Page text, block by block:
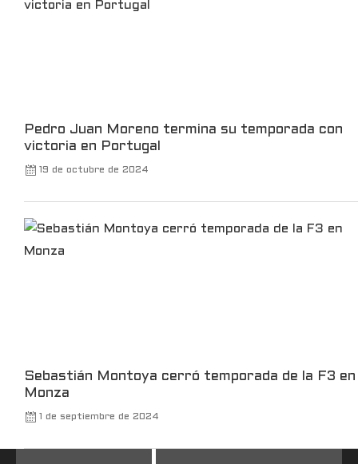
Pedro Juan Moreno termina su temporada con
victoria en Portugal
19 de octubre de 2024
Sebastián Montoya cerró temporada de la F3 en
Monza
1 de septiembre de 2024